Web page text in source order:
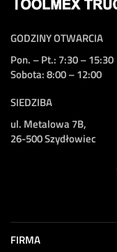
GODZINY OTWARCIA
Pon. – Pt.: 7:30 – 15:30
Sobota: 8:00 – 12:00
SIEDZIBA
ul. Metalowa 7B,
26-500 Szydłowiec
FIRMA